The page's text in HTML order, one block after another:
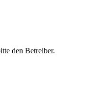
den Betreiber.